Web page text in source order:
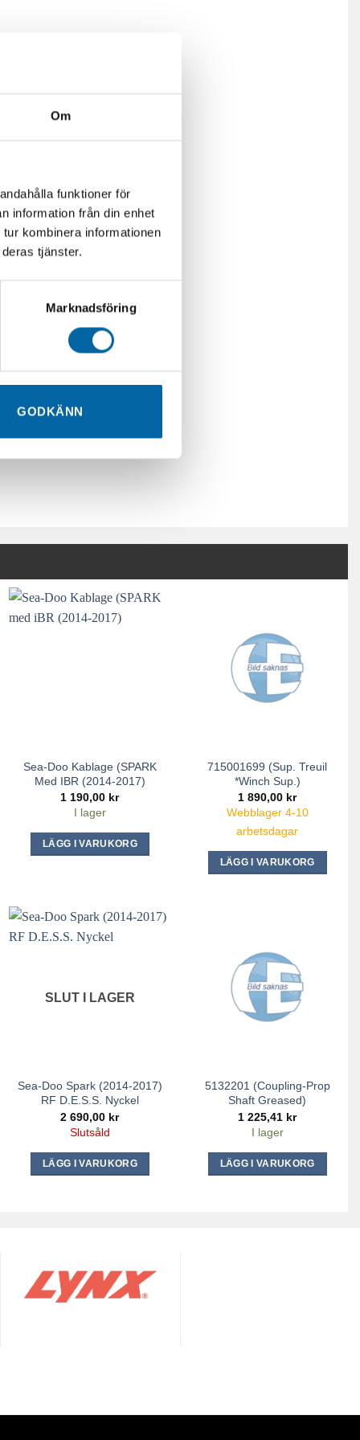
Om
funktioner för
information från din enhet
kombinera informationen
tjänster.
Marknadsföring
GODKÄNN
Sea-Doo Kablage (SPARK
Med IBR (2014-2017)
1 190,00 kr
I lager
LÄGG I VARUKORG
715001699 (Sup. Treuil
*Winch Sup.)
1 890,00 kr
Webblager 4-10
arbetsdagar
LÄGG I VARUKORG
SLUT I LAGER
Sea-Doo Spark (2014-2017)
RF D.E.S.S. Nyckel
2 690,00 kr
Slutsåld
LÄGG I VARUKORG
5132201 (Coupling-Prop
Shaft Greased)
1 225,41 kr
I lager
LÄGG I VARUKORG